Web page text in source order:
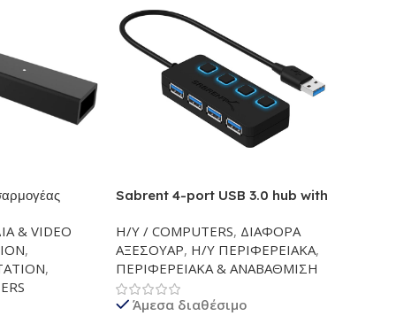
για PS VR
Playstation
στην
& VIDEO
,
,
Sabrent 4-port USB 3.0 hub with
LEDs (HB-UM43)
Η/Υ / COMPUTERS, ΔΙΑΦΟΡΑ
ΑΞΕΣΟΥΑΡ, Η/Υ ΠΕΡΙΦΕΡΕΙΑΚΑ,
ΠΕΡΙΦΕΡΕΙΑΚΑ & ΑΝΑΒΑΘΜΙΣΗ
Άμεσα διαθέσιμο